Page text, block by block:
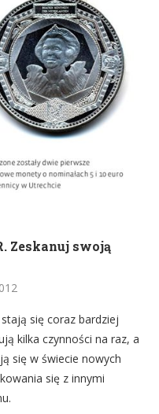
Zeskanuj swoją
się coraz bardziej
kilka czynności na raz, a
się w świecie nowych
się z innymi